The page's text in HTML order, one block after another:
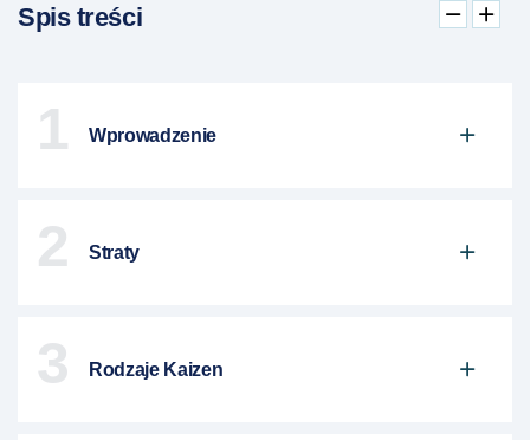
Spis treści
1 Wprowadzenie
2 Straty
3 Rodzaje Kaizen